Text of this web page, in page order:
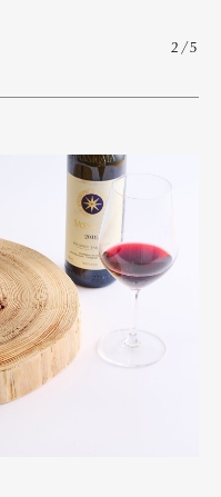
2/5